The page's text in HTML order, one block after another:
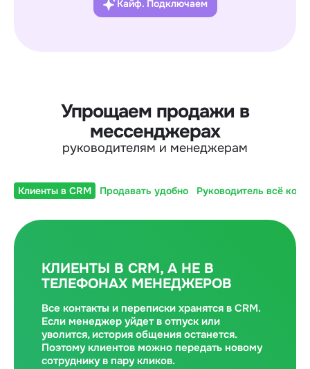
Кайф. Подключаем
Упрощаем продажи в
мессенджерах
руководителям и менеджерам
Клиенты в CRM Продавать удобно Руководитель всё
КЛИЕНТЫ В CRM, А НЕ В
ТЕЛЕФОНАХ МЕНЕДЖЕРОВ
Все контакты и переписки хранятся в CRM.
Если менеджер уйдет в отпуск или
уволится, история общения останется.
Поэтому клиентов можно передать новому
сотруднику в пару кликов.